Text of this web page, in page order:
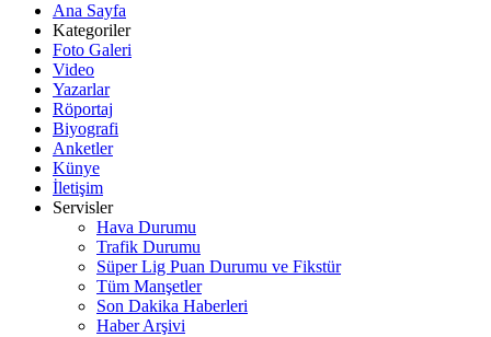
Ana Sayfa
Kategoriler
Foto Galeri
Video
Yazarlar
Röportaj
Biyografi
Anketler
Künye
İletişim
Servisler
Hava Durumu
Trafik Durumu
Süper Lig Puan Durumu ve Fikstür
Tüm Manşetler
Son Dakika Haberleri
Haber Arşivi